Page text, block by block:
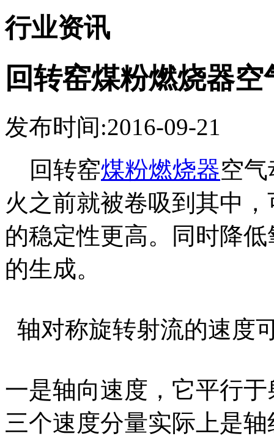
行业资讯
回转窑煤粉燃烧器
发布时间:2016-09-21
回转窑煤粉燃烧器空
火之前就被卷吸到其中
的稳定性更高。同时降
的生成。
轴对称旋转射流的速度
一是轴向速度，它平行
三个速度分量实际上是